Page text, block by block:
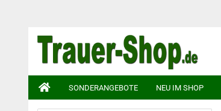
SONDERANGEBOTE NEU IM SHOP